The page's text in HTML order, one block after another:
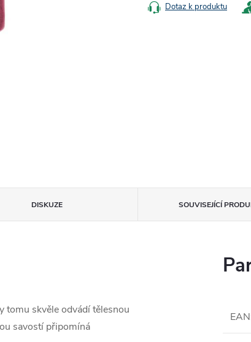
Dotaz k produktu
DISKUZE SOUVISEJÍCÍ
tomu skvěle odvádí tělesnou
savostí připomíná
EAN